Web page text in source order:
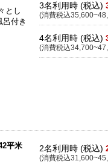
とし
付き
3名利用時 (税込)
(消費税込
4名利用時 (税込)
(消費税込
平米
2名利用時 (税込)
(消費税込